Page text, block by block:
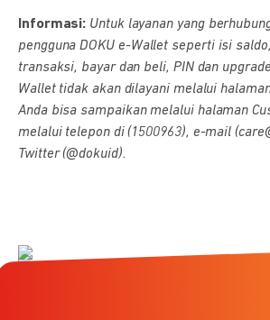
Informasi: Untuk layanan yang
pengguna DOKU e-Wallet seperti isi
transaksi, bayar dan beli, PIN dan
Wallet tidak akan dilayani melalui
Anda bisa sampaikan melalui halaman
melalui telepon di (1500963), e-mail
Twitter (@dokuid).